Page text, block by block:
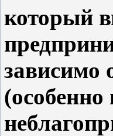
который
зависимо
(особенно